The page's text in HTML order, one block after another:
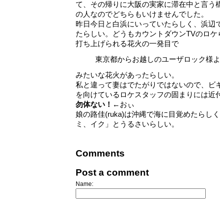
て、その帰りに大阪の実家に滞在中と言う
の人なのでどちらもいけませんでした。
昨日今日と白浜にいっていたらしく、浜辺
たらしい。どうもカウントダウンTVのロ
打ち上げられる花火の一発目で
東京都からお越しのユーザロック様
みたいな花火があったらしい。
私と違って妻はでたがりではないので、ビ
を向けているロケスタッフの固まりには近
勿体ない！ ←おぃ
娘の路佳(ruka)は沖縄で海に目覚めたらし
ミ、イク」とうるさいらしい。
Comments
Post a comment
Name: